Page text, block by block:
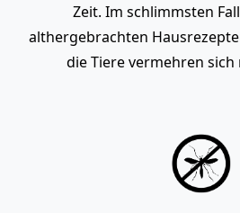
Zeit. Im schlimmsten
althergebrachten
die Tiere vermehren